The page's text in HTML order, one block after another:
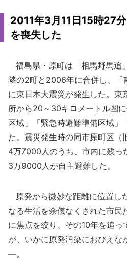
2011年3月11日15時27
を喪失した
福島県・原町は「相馬野馬追
隣の2町と2006年に合併し、「
に東日本大震災が発生した。東
所から20～30キロメートル圏
区域」「緊急時避難準備区域」
た。震災発生時の同市原町区（
4万7000人のうち、市内に残っ
3万9000人が自主避難した。
原発から微妙な距離に位置し
なる生活を余儀なくされた市民
に焦点を絞り、その10年を追っ
が、いかに原発汚染におびえ
―。